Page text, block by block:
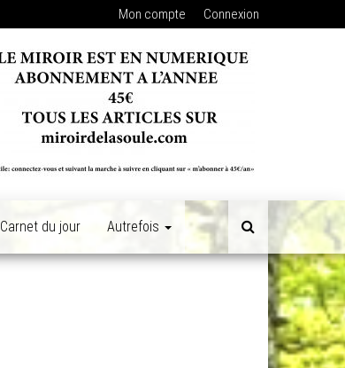
Mon compte Connexion
Carnet du jour Autrefois